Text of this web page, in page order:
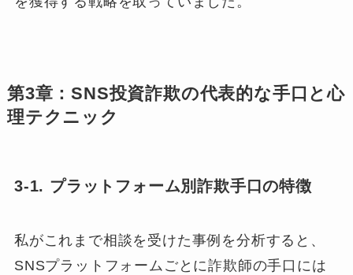
第3章：SNS投資詐欺の代表的な手口と心
理テクニック
3-1. プラットフォーム別詐欺手口の特徴
私がこれまで相談を受けた事例を分析すると、
SNSプラットフォームごとに詐欺師の手口には